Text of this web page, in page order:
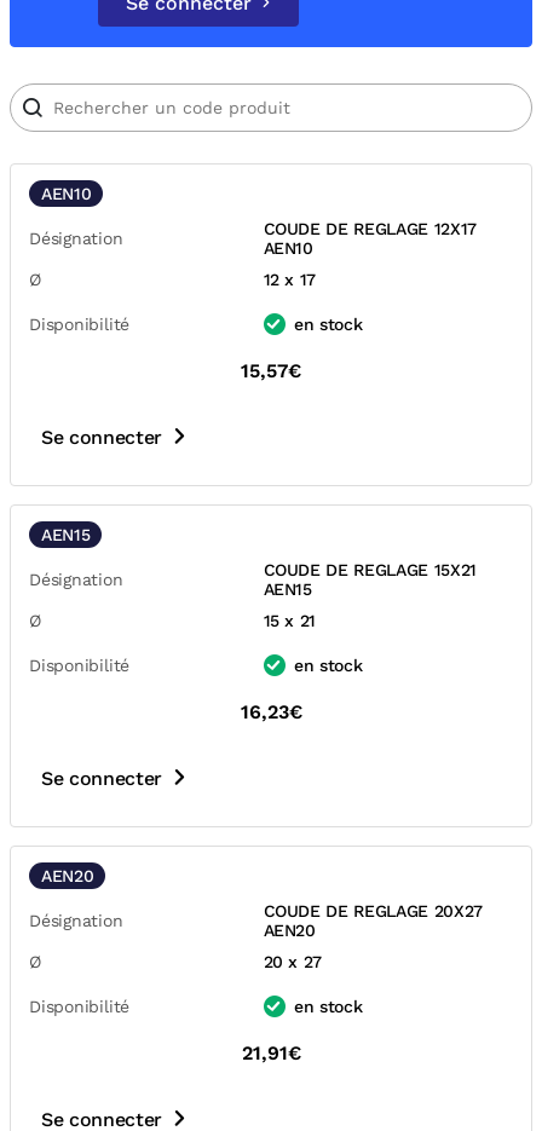
AEN10
Désignation
COUDE DE REGLAGE 12X17
AEN10
Ø
12 x 17
Disponibilité en stock
15,57€
Se connecter
AEN15
Désignation
COUDE DE REGLAGE 15X21
AEN15
Ø
15 x 21
Disponibilité en stock
16,23€
Se connecter
AEN20
Désignation
COUDE DE REGLAGE 20X27
AEN20
Ø
20 x 27
Disponibilité en stock
21,91€
Se connecter